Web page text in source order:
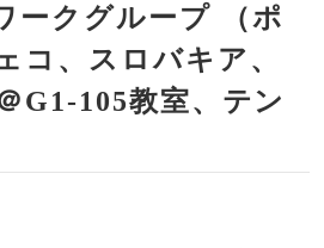
ークグループ （ポ
コ、スロバキア、
G1-105教室、テン